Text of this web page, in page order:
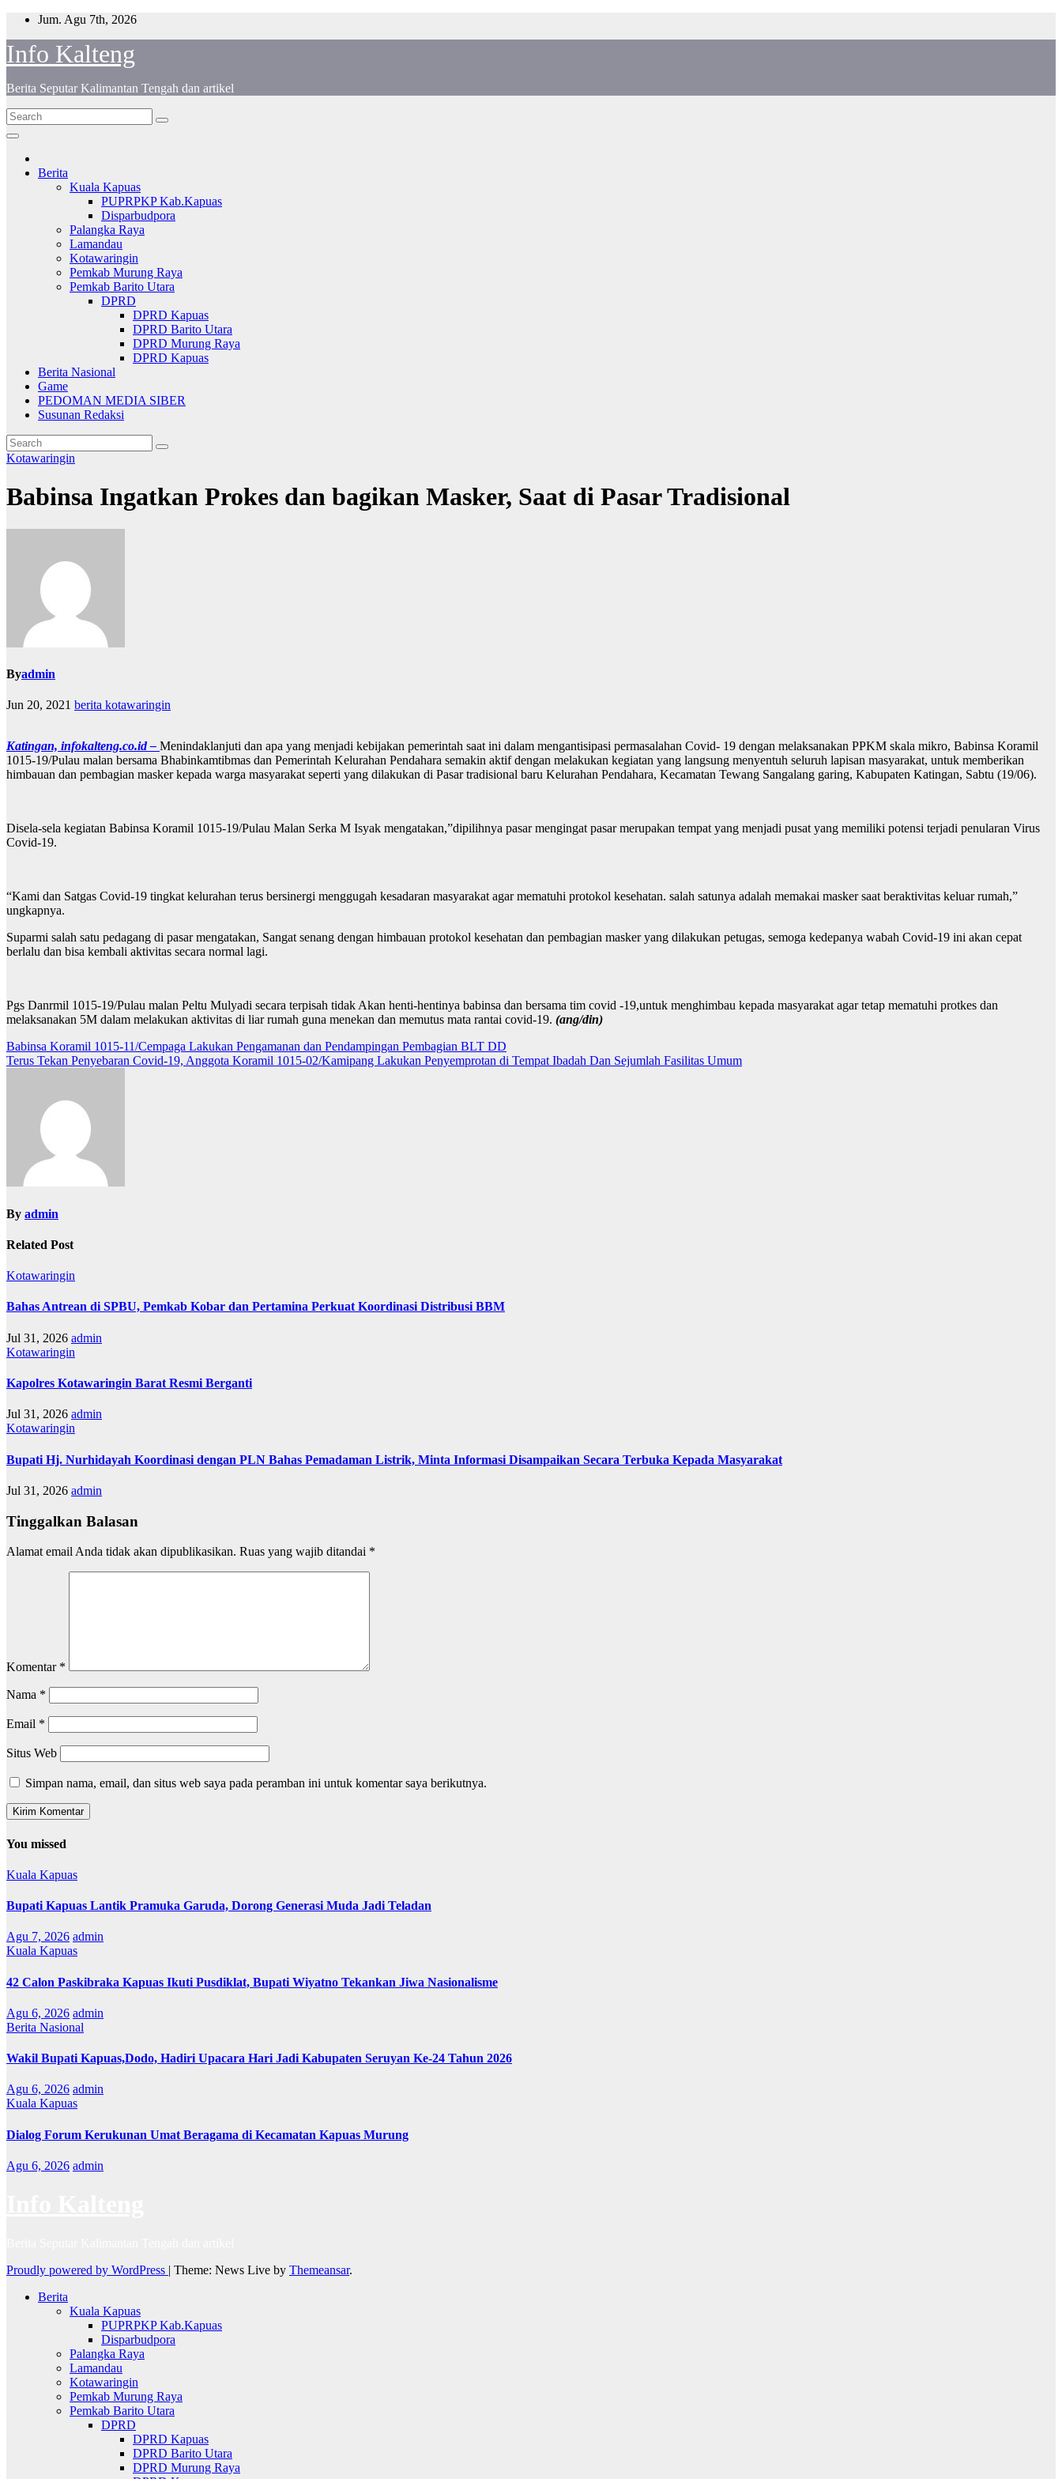
i
p
o
o
n
Jum. Agu 7th, 2026
Info Kalteng
Berita Seputar Kalimantan Tengah dan artikel
Berita
Kuala Kapuas
PUPRPKP Kab.Kapuas
Disparbudpora
Palangka Raya
Lamandau
Kotawaringin
Pemkab Murung Raya
Pemkab Barito Utara
DPRD
DPRD Kapuas
DPRD Barito Utara
DPRD Murung Raya
DPRD Kapuas
Berita Nasional
Game
PEDOMAN MEDIA SIBER
Susunan Redaksi
Kotawaringin
Babinsa Ingatkan Prokes dan bagikan Masker, Saat di Pasar Tradisional
Byadmin
Jun 20, 2021 berita kotawaringin
Katingan, infokalteng.co.id – Menindaklanjuti dan apa yang menjadi kebijakan pemerintah saat ini dalam mengantisipasi permasalahan Covid- 19 dengan melaksanakan PPKM skala mikro, Babinsa Koramil
1015-19/Pulau malan bersama Bhabinkamtibmas dan Pemerintah Kelurahan Pendahara semakin aktif dengan melakukan kegiatan yang langsung menyentuh seluruh lapisan masyarakat, untuk memberikan
himbauan dan pembagian masker kepada warga masyarakat seperti yang dilakukan di Pasar tradisional baru Kelurahan Pendahara, Kecamatan Tewang Sangalang garing, Kabupaten Katingan, Sabtu (19/06).
Disela-sela kegiatan Babinsa Koramil 1015-19/Pulau Malan Serka M Isyak mengatakan,”dipilihnya pasar mengingat pasar merupakan tempat yang menjadi pusat yang memiliki potensi terjadi penularan Virus
Covid-19.
“Kami dan Satgas Covid-19 tingkat kelurahan terus bersinergi menggugah kesadaran masyarakat agar mematuhi protokol kesehatan. salah satunya adalah memakai masker saat beraktivitas keluar rumah,”
ungkapnya.
Suparmi salah satu pedagang di pasar mengatakan, Sangat senang dengan himbauan protokol kesehatan dan pembagian masker yang dilakukan petugas, semoga kedepanya wabah Covid-19 ini akan cepat
berlalu dan bisa kembali aktivitas secara normal lagi.
Pgs Danrmil 1015-19/Pulau malan Peltu Mulyadi secara terpisah tidak Akan henti-hentinya babinsa dan bersama tim covid -19,untuk menghimbau kepada masyarakat agar tetap mematuhi protkes dan
melaksanakan 5M dalam melakukan aktivitas di liar rumah guna menekan dan memutus mata rantai covid-19. (ang/din)
N
a
p
o
Babinsa Koramil 1015-11/Cempaga Lakukan Pengamanan dan Pendampingan Pembagian BLT DD
Terus Tekan Penyebaran Covid-19, Anggota Koramil 1015-02/Kamipang Lakukan Penyemprotan di Tempat Ibadah Dan Sejumlah Fasilitas Umum
By admin
Related Post
Kotawaringin
Bahas Antrean di SPBU, Pemkab Kobar dan Pertamina Perkuat Koordinasi Distribusi BBM
Jul 31, 2026 admin
Kotawaringin
Kapolres Kotawaringin Barat Resmi Berganti
Jul 31, 2026 admin
Kotawaringin
Bupati Hj. Nurhidayah Koordinasi dengan PLN Bahas Pemadaman Listrik, Minta Informasi Disampaikan Secara Terbuka Kepada Masyarakat
Jul 31, 2026 admin
Tinggalkan Balasan
Alamat email Anda tidak akan dipublikasikan. Ruas yang wajib ditandai *
Komentar *
Nama *
Email *
Situs Web
Simpan nama, email, dan situs web saya pada peramban ini untuk komentar saya berikutnya.
You missed
Kuala Kapuas
Bupati Kapuas Lantik Pramuka Garuda, Dorong Generasi Muda Jadi Teladan
Agu 7, 2026 admin
Kuala Kapuas
42 Calon Paskibraka Kapuas Ikuti Pusdiklat, Bupati Wiyatno Tekankan Jiwa Nasionalisme
Agu 6, 2026 admin
Berita Nasional
Wakil Bupati Kapuas,Dodo, Hadiri Upacara Hari Jadi Kabupaten Seruyan Ke-24 Tahun 2026
Agu 6, 2026 admin
Kuala Kapuas
Dialog Forum Kerukunan Umat Beragama di Kecamatan Kapuas Murung
Agu 6, 2026 admin
Proudly powered by WordPress | Theme: News Live by Themeansar.
Berita
Kuala Kapuas
PUPRPKP Kab.Kapuas
Disparbudpora
Palangka Raya
Lamandau
Kotawaringin
Pemkab Murung Raya
Pemkab Barito Utara
DPRD
DPRD Kapuas
DPRD Barito Utara
DPRD Murung Raya